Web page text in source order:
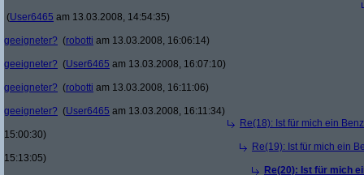
(User6465 am 13.03.2008, 14:54:35)
geeigneter? (robotti am 13.03.2008, 16:06:14)
geeigneter? (User6465 am 13.03.2008, 16:07:10)
geeigneter? (robotti am 13.03.2008, 16:11:06)
geeigneter? (User6465 am 13.03.2008, 16:11:34)
Re(18): Ist für mich ein
15:00:30)
Re(19): Ist für mich ein
15:13:05)
Re(20): Ist für mich